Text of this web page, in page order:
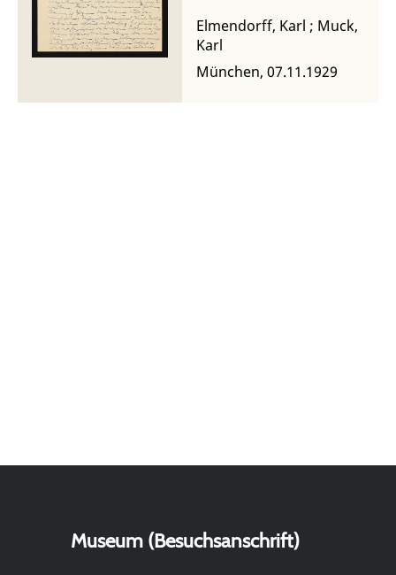
Elmendorff, Karl ; Muck,
Karl
München, 07.11.1929
Museum (Besuchsanschrift)